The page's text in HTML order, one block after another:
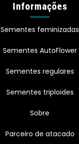
Informações
Sementes feminizadas
Sementes AutoFlower
Sementes regulares
Sementes triploides
Sobre
Parceiro de atacado